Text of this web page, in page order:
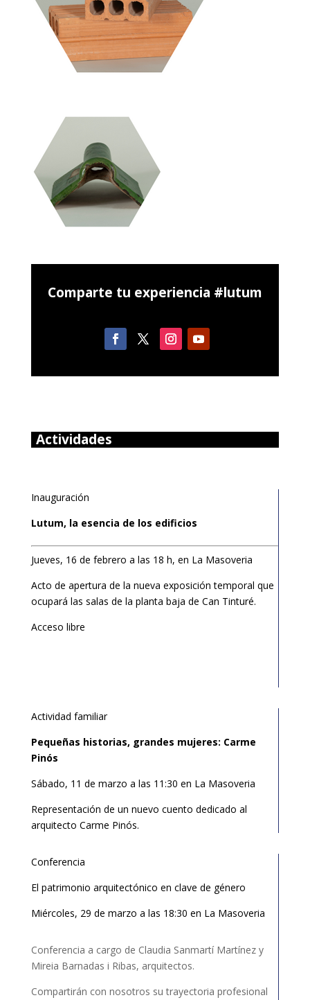
Comparte tu experiencia #lutum
Actividades
Inauguración
Lutum, la esencia de los edificios
Jueves, 16 de febrero a las 18 h, en La Masoveria
Acto de apertura de la nueva exposición temporal que
ocupará las salas de la planta baja de Can Tinturé.
Acceso libre
Actividad familiar
Pequeñas historias, grandes mujeres: Carme
Pinós
Sábado, 11 de marzo a las 11:30 en La Masoveria
Representación de un nuevo cuento dedicado al
arquitecto Carme Pinós.
Conferencia
El patrimonio arquitectónico en clave de género
Miércoles, 29 de marzo a las 18:30 en La Masoveria
Conferencia a cargo de Claudia Sanmartí Martínez y
Mireia Barnadas i Ribas, arquitectos.
Compartirán con nosotros su trayectoria profesional